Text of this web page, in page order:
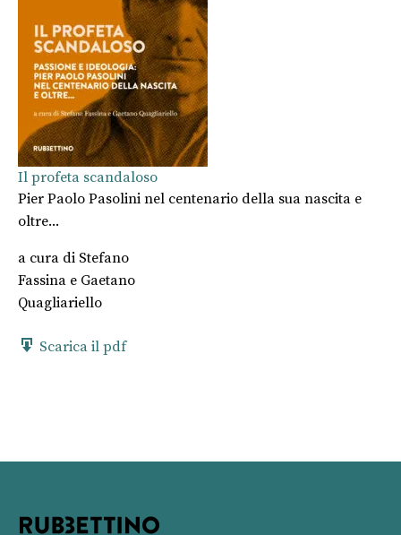
Il profeta scandaloso
Pier Paolo Pasolini nel centenario della sua nascita e
oltre...
a cura di Stefano
Fassina e Gaetano
Quagliariello
Scarica il pdf